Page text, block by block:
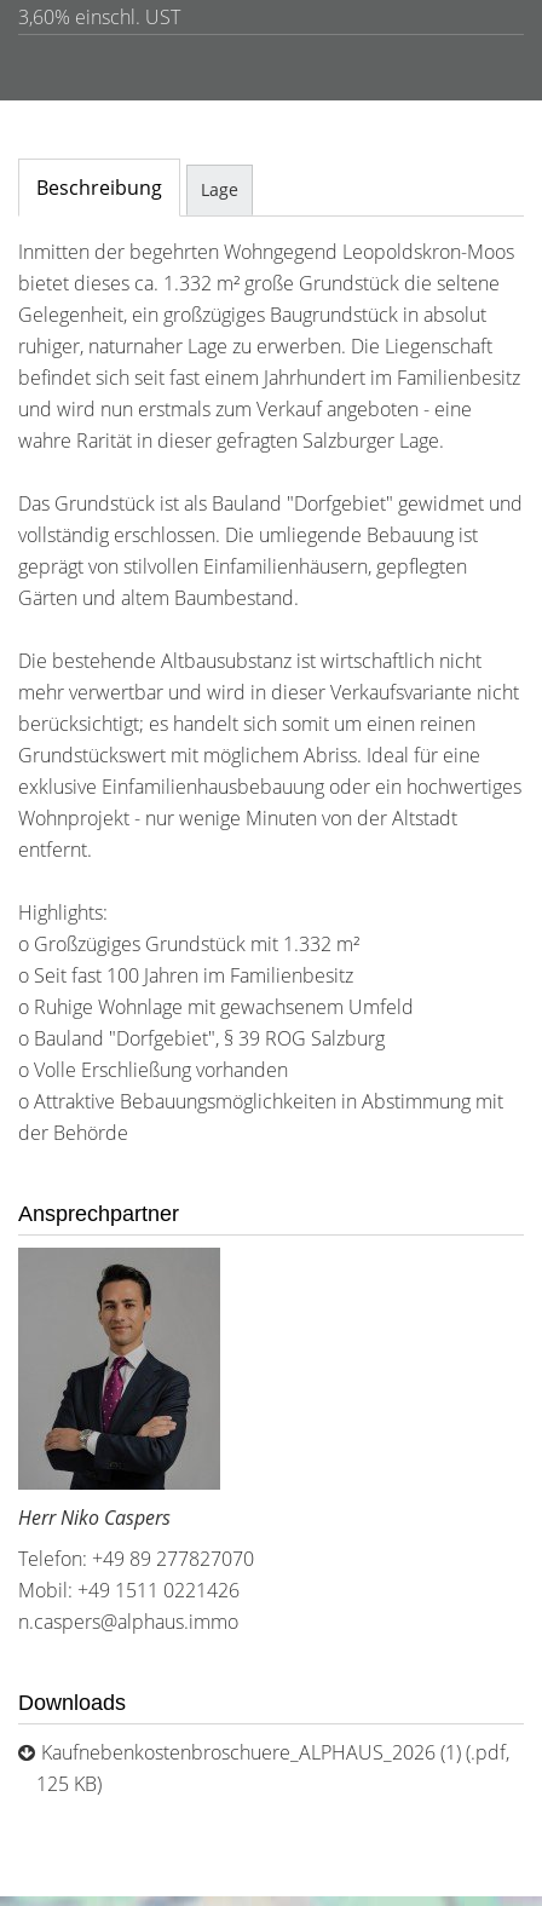
3,60% einschl. UST
Beschreibung Lage
Inmitten der begehrten Wohngegend Leopoldskron-Moos
bietet dieses ca. 1.332 m² große Grundstück die seltene
Gelegenheit, ein großzügiges Baugrundstück in absolut
ruhiger, naturnaher Lage zu erwerben. Die Liegenschaft
befindet sich seit fast einem Jahrhundert im Familienbesitz
und wird nun erstmals zum Verkauf angeboten - eine
wahre Rarität in dieser gefragten Salzburger Lage.
Das Grundstück ist als Bauland "Dorfgebiet" gewidmet und
vollständig erschlossen. Die umliegende Bebauung ist
geprägt von stilvollen Einfamilienhäusern, gepflegten
Gärten und altem Baumbestand.
Die bestehende Altbausubstanz ist wirtschaftlich nicht
mehr verwertbar und wird in dieser Verkaufsvariante nicht
berücksichtigt; es handelt sich somit um einen reinen
Grundstückswert mit möglichem Abriss. Ideal für eine
exklusive Einfamilienhausbebauung oder ein hochwertiges
Wohnprojekt - nur wenige Minuten von der Altstadt
entfernt.
Highlights:
o Großzügiges Grundstück mit 1.332 m²
o Seit fast 100 Jahren im Familienbesitz
o Ruhige Wohnlage mit gewachsenem Umfeld
o Bauland "Dorfgebiet", § 39 ROG Salzburg
o Volle Erschließung vorhanden
o Attraktive Bebauungsmöglichkeiten in Abstimmung mit
der Behörde
Ansprechpartner
Herr Niko Caspers
Telefon: +49 89 277827070
Mobil: +49 1511 0221426
n.caspers@alphaus.immo
Downloads
Kaufnebenkostenbroschuere_ALPHAUS_2026 (1) (.pdf,
125 KB)